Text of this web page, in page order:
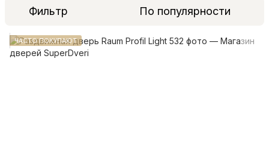
Фильтр По популярности
ЧАСТО ПОКУПАЮТ